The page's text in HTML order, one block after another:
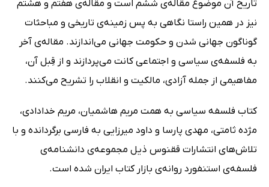
تاریخ آن موضوع مقاله‌ی ششم است و مقاله‌ی هفتم و هشتم
نیز در همین راستا نگاهی به پس زمینه‌ی تاریخی و مباحثات
گوناگون جهانی شدن و حکومت جهانی می‌اندازند. مقاله‌ی آخر
به فلسفه‌ی سیاسی و اجتماعی کانت می‌پردازند و از قِبل آن،
مفاهیمی از جمله آزادی، مالکیت و انقلاب را تشریح می‌کنند.
کتاب فلسفه سیاسی به همت مریم هاشمیان، مریم خدادادى،
مژده ثامتى، مهدى پارسا و داود میرزایى به فارسی برگردانده و با
تلاش‌های انتشارات ققنوس ذیل مجموعه‌ی دانشنامه‌ی
فلسفه‌ی استنفورد روانه‌ی بازار کتاب ایران شده است.